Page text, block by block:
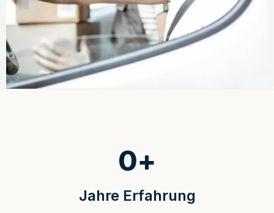
Jahre Erfahrung
0+